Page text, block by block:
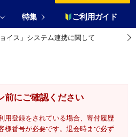
特集 ご利用ガイド
ョイス」システム連携に関して
前にご確認ください
用登録をされている場合、寄付履歴
様番号が必要です。退会時まで必ず